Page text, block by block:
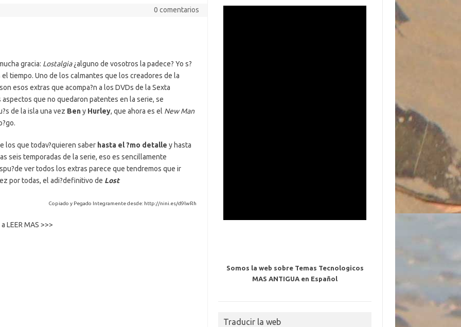
0 comentarios
gracia: Lostalgia¿alguno de vosotros la padece? Yo s?
tiempo. Uno de los calmantes que los creadores de la
esos extras que acompa?n a los DVDs de la Sexta
que no quedaron patentes en la serie, se
de la isla una vez Beny Hurley, que ahora es el  New Man
los que todav?quieren saber hasta el ?mo detalle y hasta
seis temporadas de la serie, eso es sencillamente
ver todos los extras parece que tendremos que ir
por todas, el adi?definitivo de Lost
Copiado y Pegado Integramente desde: http://nini.es/d9lwRh
LEER MAS >>>
Somos la web sobre Temas Tecnologicos
MAS ANTIGUA en Español
Traducir la web